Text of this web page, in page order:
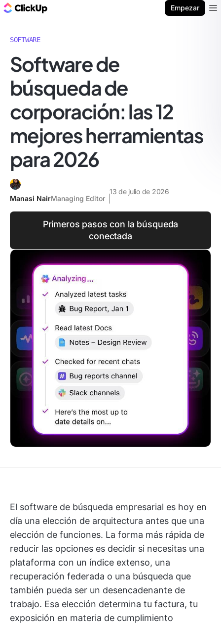
Empezar
SOFTWARE
Software de
búsqueda de
corporación: las 12
mejores herramientas
para 2026
Manasi NairManaging Editor
13 de julio de 2026
Primeros pasos con la búsqueda
conectada
El software de búsqueda empresarial es hoy en
día una elección de arquitectura antes que una
elección de funciones. La forma más rápida de
reducir las opciones es decidir si necesitas una
plataforma con un índice extenso, una
recuperación federada o una búsqueda que
también pueda ser un desencadenante de
trabajo. Esa elección determina tu factura, tu
exposición en materia de cumplimiento